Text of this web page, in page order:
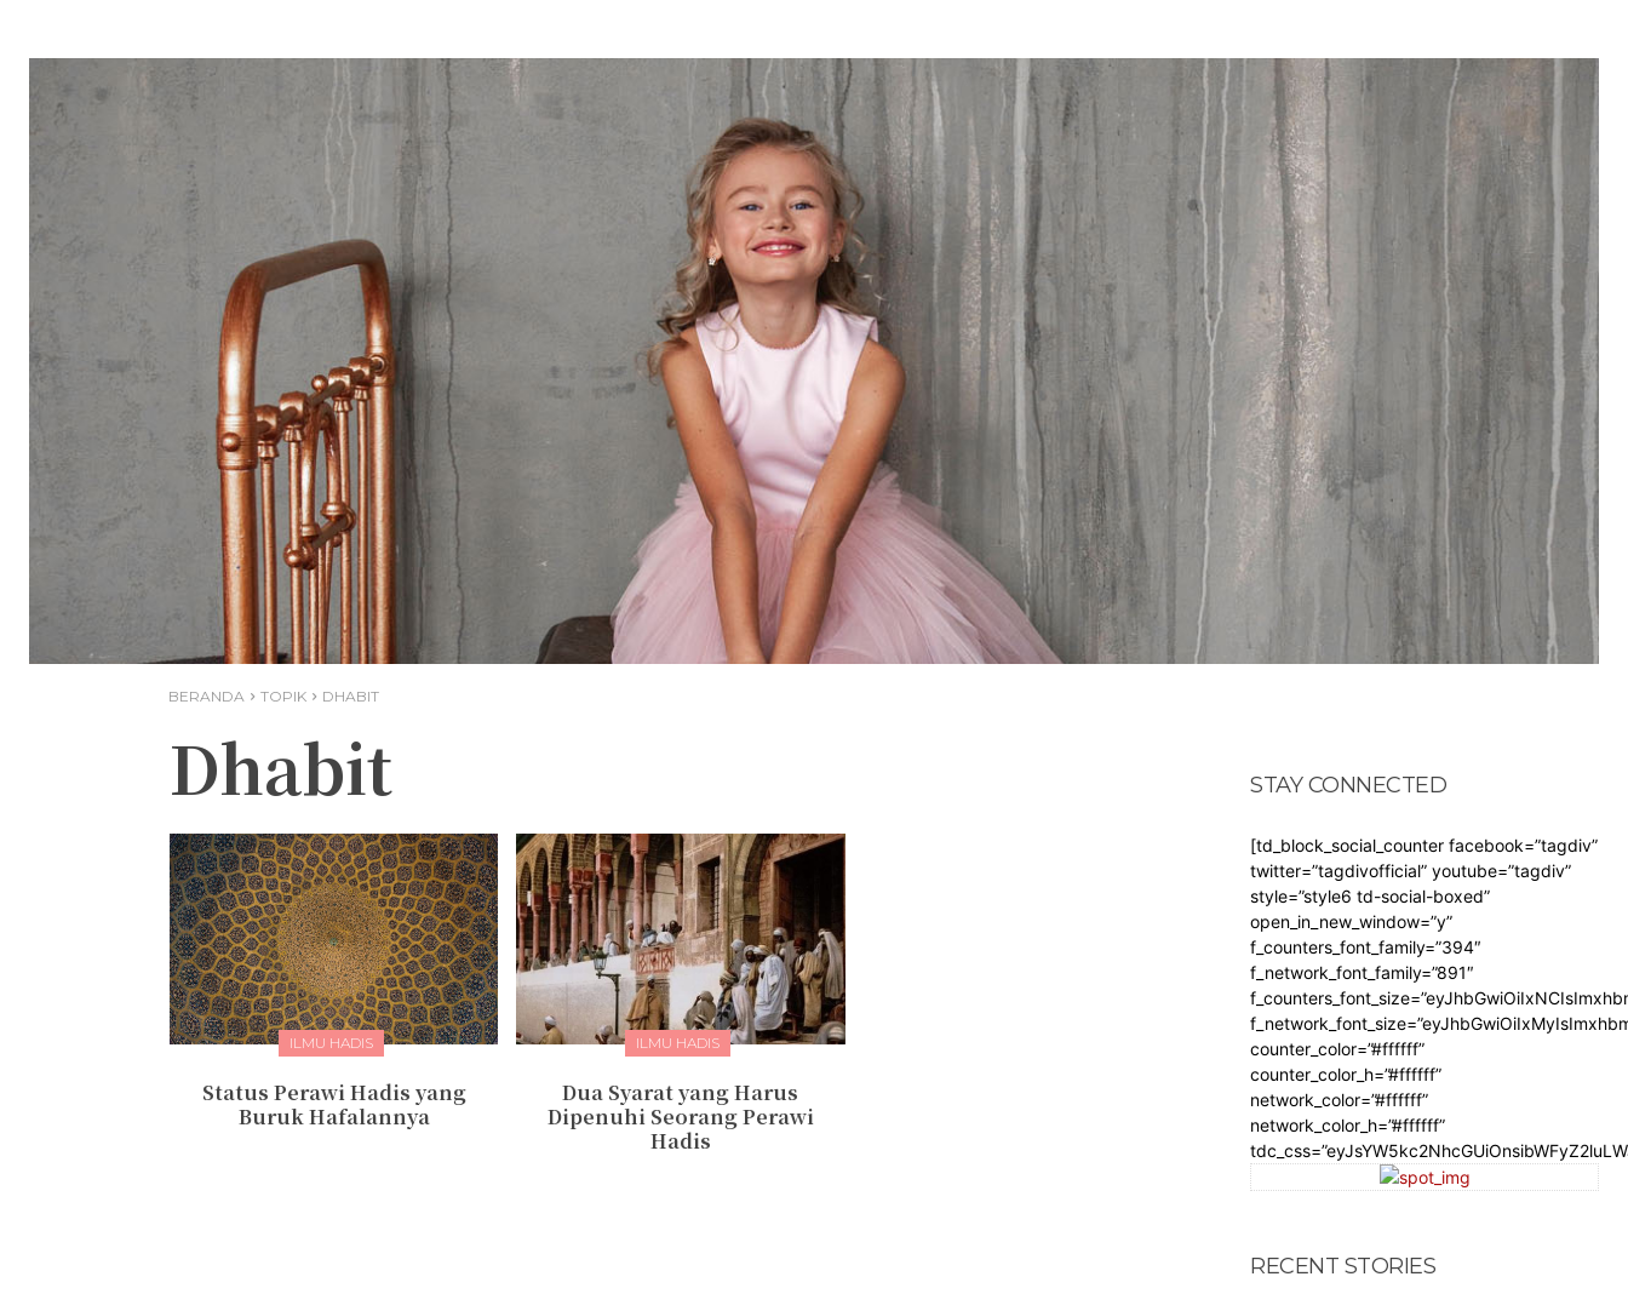
BERANDA TOPIK DHABIT
Dhabit
ILMU HADIS
Status Perawi Hadis yang
Buruk Hafalannya
ILMU HADIS
Dua Syarat yang Harus
Dipenuhi Seorang Perawi
Hadis
STAY CONNECTED
[td_block_social_counter facebook=”tagdiv”
twitter=”tagdivofficial” youtube=”tagdiv”
style=”style6 td-social-boxed”
open_in_new_window=”y”
f_counters_font_family=”394″
f_network_font_family=”891″
counter_color=”#ffffff”
counter_color_h=”#ffffff”
network_color=”#ffffff”
network_color_h=”#ffffff”
RECENT STORIES